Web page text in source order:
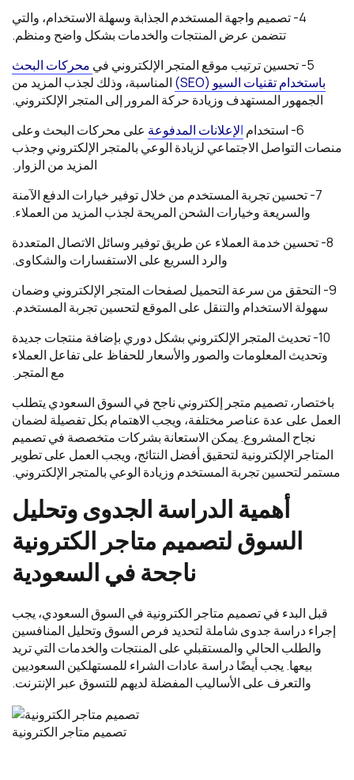
4- تصميم واجهة المستخدم الجذابة وسهلة الاستخدام، والتي
تتضمن عرض المنتجات والخدمات بشكل واضح ومنظم.
5- تحسين ترتيب موقع المتجر الإلكتروني في
محركات البحث
باستخدام تقنيات السيو (SEO)
المناسبة، وذلك لجذب المزيد من
الجمهور المستهدف وزيادة حركة المرور إلى المتجر الإلكتروني.
6- استخدام
الإعلانات المدفوعة على محركات البحث وعلى
منصات التواصل الاجتماعي لزيادة الوعي بالمتجر الإلكتروني وجذب
المزيد من الزوار.
7- تحسين تجربة المستخدم من خلال توفير خيارات الدفع الآمنة
والسريعة وخيارات الشحن المريحة لجذب المزيد من العملاء.
8- تحسين خدمة العملاء عن طريق توفير وسائل الاتصال المتعددة
والرد السريع على الاستفسارات والشكاوى.
9- التحقق من سرعة التحميل لصفحات المتجر الإلكتروني وضمان
سهولة الاستخدام والتنقل على الموقع لتحسين تجربة المستخدم.
10- تحديث المتجر الإلكتروني بشكل دوري بإضافة منتجات جديدة
وتحديث المعلومات والصور والأسعار للحفاظ على تفاعل العملاء
مع المتجر.
باختصار، تصميم متجر إلكتروني ناجح في السوق السعودي يتطلب
العمل على عدة عناصر مختلفة، ويجب الاهتمام بكل تفصيلة لضمان
نجاح المشروع. يمكن الاستعانة بشركات متخصصة في تصميم
المتاجر الإلكترونية لتحقيق أفضل النتائج، ويجب العمل على تطوير
مستمر لتحسين تجربة المستخدم وزيادة الوعي بالمتجر الإلكتروني.
أهمية الدراسة الجدوى وتحليل
السوق لتصميم متاجر الكترونية
ناجحة في السعودية
قبل البدء في تصميم متاجر الكترونية في السوق السعودي، يجب
إجراء دراسة جدوى شاملة لتحديد فرص السوق وتحليل المنافسين
والطلب الحالي والمستقبلي على المنتجات والخدمات التي تريد
بيعها. يجب أيضًا دراسة عادات الشراء للمستهلكين السعوديين
والتعرف على الأساليب المفضلة لديهم للتسوق عبر الإنترنت.
تصميم متاجر الكترونية